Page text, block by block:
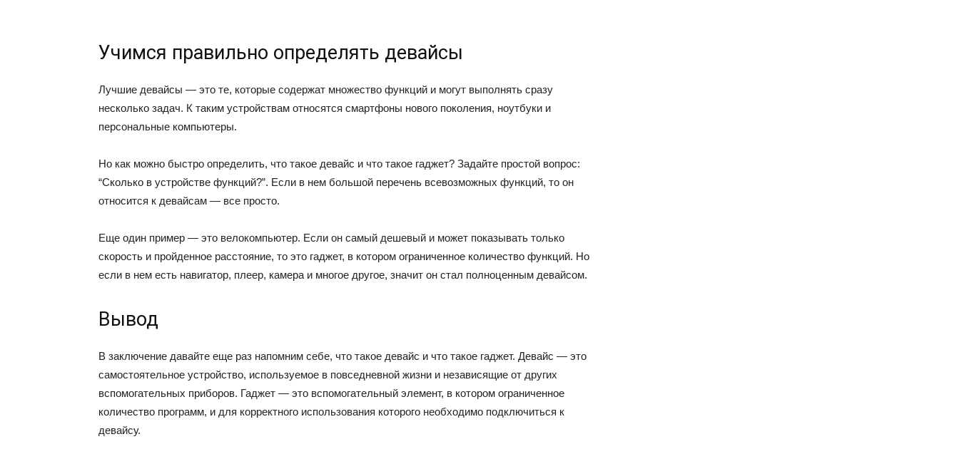
Учимся правильно определять девайсы
Лучшие девайсы — это те, которые содержат множество функций и могут выполнять сразу
несколько задач. К таким устройствам относятся смартфоны нового поколения, ноутбуки и
персональные компьютеры.
Но как можно быстро определить, что такое девайс и что такое гаджет? Задайте простой вопрос:
“Сколько в устройстве функций?”. Если в нем большой перечень всевозможных функций, то он
относится к девайсам — все просто.
Еще один пример — это велокомпьютер. Если он самый дешевый и может показывать только
скорость и пройденное расстояние, то это гаджет, в котором ограниченное количество функций. Но
если в нем есть навигатор, плеер, камера и многое другое, значит он стал полноценным девайсом.
Вывод
В заключение давайте еще раз напомним себе, что такое девайс и что такое гаджет. Девайс — это
самостоятельное устройство, используемое в повседневной жизни и независящие от других
вспомогательных приборов. Гаджет — это вспомогательный элемент, в котором ограниченное
количество программ, и для корректного использования которого необходимо подключиться к
девайсу.